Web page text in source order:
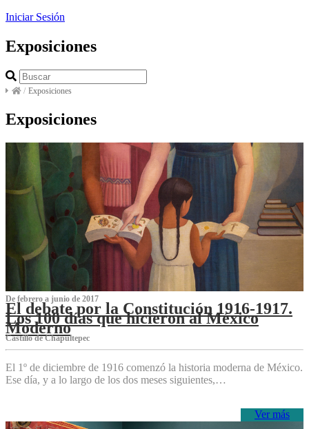
Iniciar Sesión
Exposiciones
/ Exposiciones
Exposiciones
De febrero a junio de 2017
El debate por la Constitución 1916-1917.
Los 100 días que hicieron al México
Moderno
Castillo de Chapultepec
El 1º de diciembre de 1916 comenzó la historia moderna de México.
Ese día, y a lo largo de los dos meses siguientes,…
Ver más